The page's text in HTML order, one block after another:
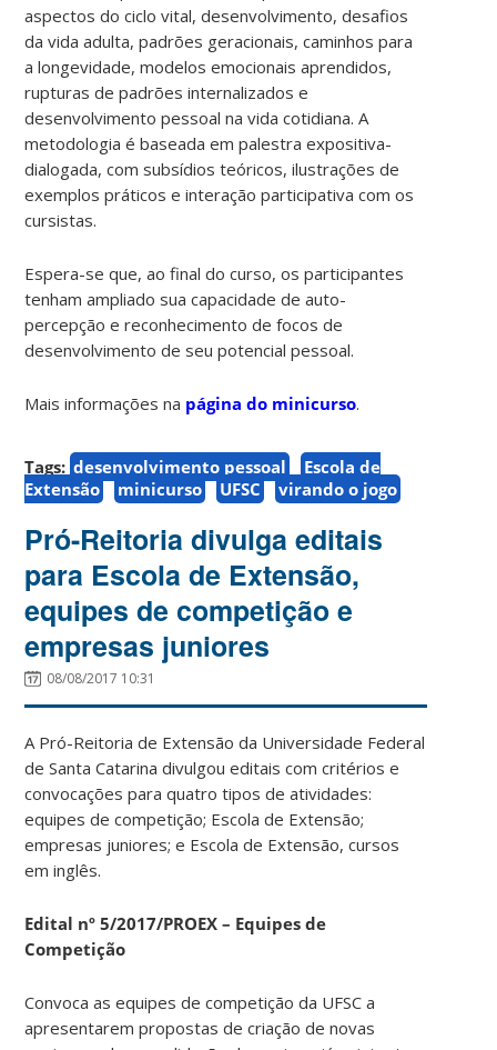
aspectos do ciclo vital, desenvolvimento, desafios
da vida adulta, padrões geracionais, caminhos para
a longevidade, modelos emocionais aprendidos,
rupturas de padrões internalizados e
desenvolvimento pessoal na vida cotidiana. A
metodologia é baseada em palestra expositiva-
dialogada, com subsídios teóricos, ilustrações de
exemplos práticos e interação participativa com os
cursistas.
Espera-se que, ao final do curso, os participantes
tenham ampliado sua capacidade de auto-
percepção e reconhecimento de focos de
desenvolvimento de seu potencial pessoal.
Mais informações na página do minicurso.
Tags: desenvolvimento pessoal
Escola de
Extensão
minicurso UFSC virando o jogo
Pró-Reitoria divulga editais
para Escola de Extensão,
equipes de competição e
empresas juniores
08/08/2017 10:31
A Pró-Reitoria de Extensão da Universidade Federal
de Santa Catarina divulgou editais com critérios e
convocações para quatro tipos de atividades:
equipes de competição; Escola de Extensão;
empresas juniores; e Escola de Extensão, cursos
em inglês.
Edital nº 5/2017/PROEX – Equipes de
Competição
Convoca as equipes de competição da UFSC a
apresentarem propostas de criação de novas